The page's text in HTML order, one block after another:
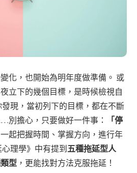
化，也開始為明年度做準備。 或
立下的幾個目標，是時候檢視自
現，當初列下的目標，都在不斷
擔心，只要做好一件事：
「停
起把握時間、掌握方向，進行年
理學》中有提到 五種拖延型人
型 ，更能找對方法克服拖延！